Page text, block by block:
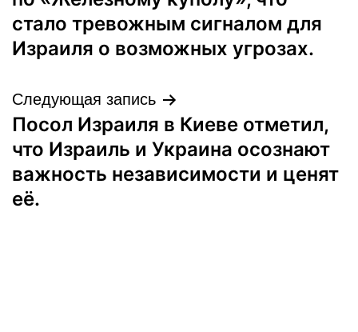
записям
стало тревожным сигналом для
Израиля о возможных угрозах.
Следующая запись
Посол Израиля в Киеве отметил,
что Израиль и Украина осознают
важность независимости и ценят
её.